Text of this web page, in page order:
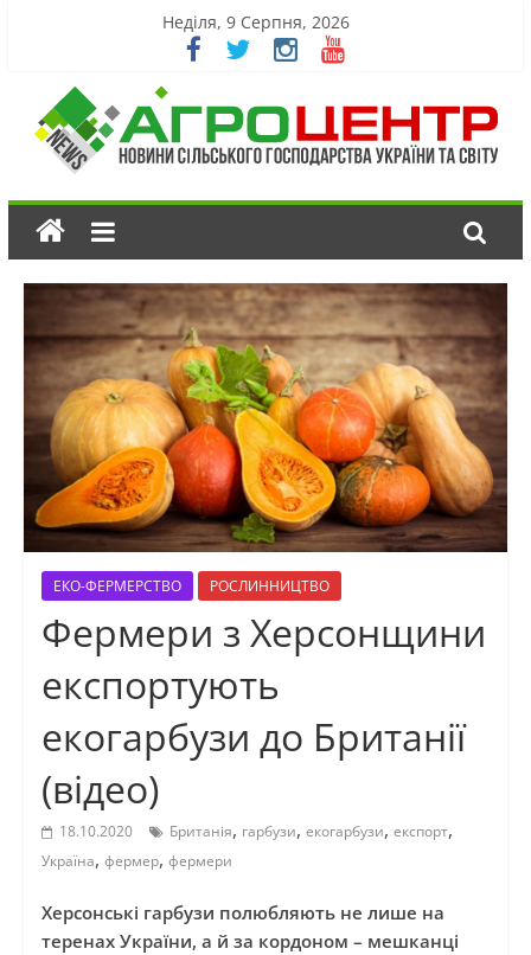
Неділя, 9 Серпня, 2026
ЕКО-ФЕРМЕРСТВО РОСЛИННИЦТВО
Фермери з Херсонщини
експортують
екогарбузи до Британії
(відео)
18.10.2020 Британія, гарбузи, екогарбузи, експорт,
Україна, фермер, фермери
Херсонські гарбузи полюбляють не лише на
теренах України, а й за кордоном – мешканці